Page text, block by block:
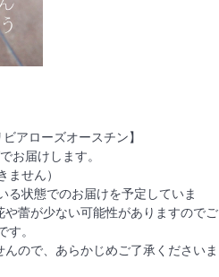
アローズオースチン】
お届けします。
せん）
状態でのお届けを予定していま
蕾が少ない可能性がありますのでご
。
ので、あらかじめご了承くださいま